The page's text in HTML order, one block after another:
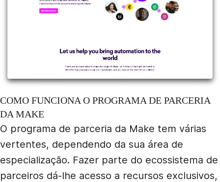
COMO FUNCIONA O PROGRAMA DE PARCERIA
DA MAKE
O programa de parceria da Make tem várias
vertentes, dependendo da sua área de
especialização. Fazer parte do ecossistema de
parceiros dá-lhe acesso a recursos exclusivos,